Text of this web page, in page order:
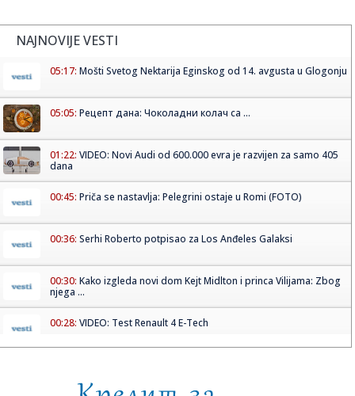
NAJNOVIJE VESTI
05:17: Mošti Svetog Nektarija Eginskog od 14. avgusta u Glogonju
05:05: Рецепт дана: Чоколадни колач са ...
01:22: VIDEO: Novi Audi od 600.000 evra je razvijen za samo 405
dana
00:45: Priča se nastavlja: Pelegrini ostaje u Romi (FOTO)
00:36: Serhi Roberto potpisao za Los Anđeles Galaksi
00:30: Kako izgleda novi dom Kejt Midlton i princa Vilijama: Zbog
njega ...
00:28: VIDEO: Test Renault 4 E-Tech